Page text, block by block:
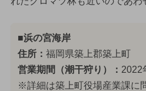
■浜の宮海岸
住所： 福岡県築上郡築上町
営業期間（潮干狩り）： 2022
※詳細は築上町役場産業課に